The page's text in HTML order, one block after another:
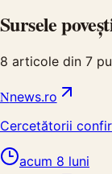
Sursele
8 articole din 7
Nnews.ro
Cercetătorii
acum 8 luni